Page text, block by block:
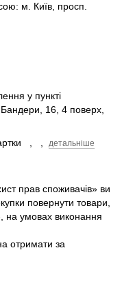
м. Київ, просп.
у пункті
Бандери, 16, 4 поверх,
детальніше
прав споживачів» ви
повернути товари,
на умовах виконання
отримати за